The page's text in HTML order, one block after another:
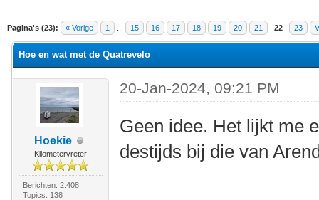
Pagina's (23): « Vorige 1 15 16 17 18 19 20 21 22 23
waardering is 5
Hoe en wat met de Quatrevelo
Hoekie
Kilometervreter
Berichten: 2.408
Topics: 138
20-Jan-2024, 09:21 PM
Geen idee. Het lijkt me
destijds bij die van